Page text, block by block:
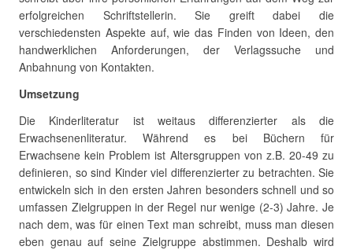
erfolgreichen Schriftstellerin. Sie greift dabei die
verschiedensten Aspekte auf, wie das Finden von Ideen, den
handwerklichen Anforderungen, der Verlagssuche und
Anbahnung von Kontakten.
Umsetzung
Die Kinderliteratur ist weitaus differenzierter als die
Erwachsenenliteratur. Während es bei Büchern für
Erwachsene kein Problem ist Altersgruppen von z.B. 20-49 zu
definieren, so sind Kinder viel differenzierter zu betrachten. Sie
entwickeln sich in den ersten Jahren besonders schnell und so
umfassen Zielgruppen in der Regel nur wenige (2-3) Jahre. Je
nach dem, was für einen Text man schreibt, muss man diesen
eben genau auf seine Zielgruppe abstimmen. Deshalb wird